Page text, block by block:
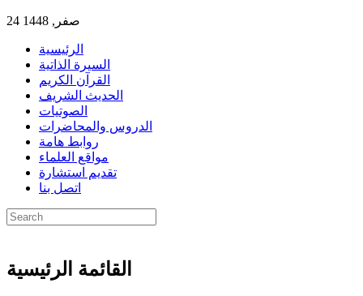
24 صفر, 1448
الرئيسية
السيرة الذاتية
القرآن الكريم
الحديث الشريف
الصوتيات
الدروس والمحاضرات
روابط هامة
مواقع العلماء
تقديم استشارة
اتصل بنا
القائمة الرئيسية